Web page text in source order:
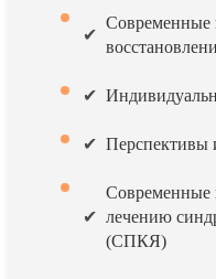
Перспективы
Современные
лечению
(СПКЯ)